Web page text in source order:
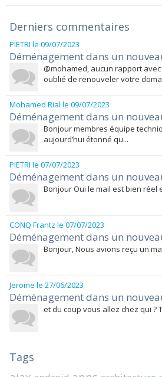
Derniers commentaires
PIETRI le 09/07/2023
Déménagement dans un
@mohamed, aucun rapport
oublié de renouveler votre
Mohamed Rial le 09/07/2023
Déménagement dans un
Bonjour membres équipe
aujourd’hui étonné qu...
PIETRI le 07/07/2023
Déménagement dans un
Bonjour Oui le mail est bien réel
CONQ Frantz le 07/07/2023
Déménagement dans un
Bonjour, Nous avions reçu un
Jerome le 27/06/2023
Déménagement dans un
et du coup vous allez chez qui ?
Tags